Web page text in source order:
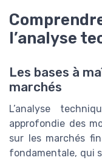
l’analyse
Les bases à
marchés
L’analyse
approfondie des
sur les marchés
fondamentale, qui